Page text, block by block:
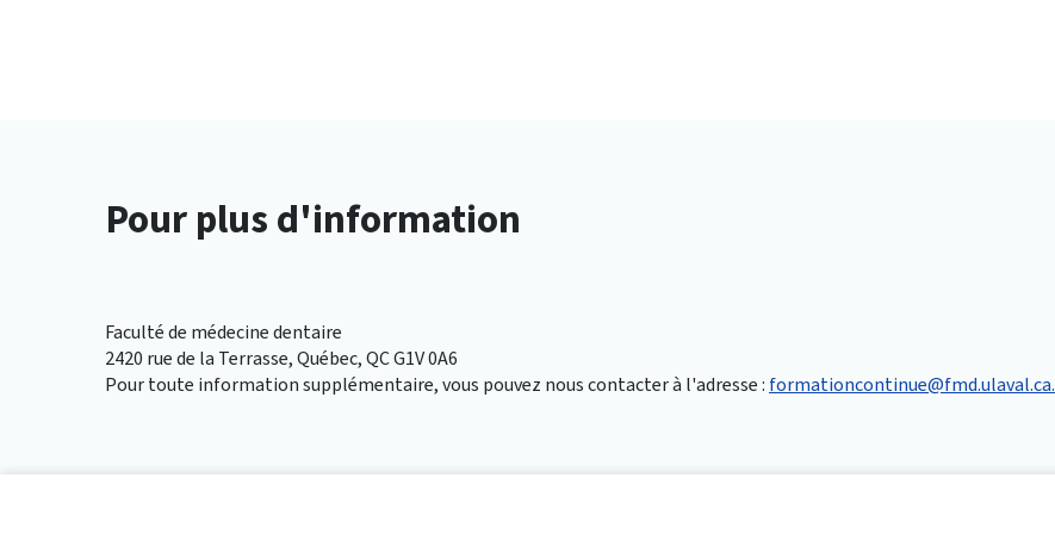
Pour plus d'information
Faculté de médecine dentaire
2420 rue de la Terrasse, Québec, QC G1V 0A6
Pour toute information supplémentaire, vous pouvez nous contacter à l'adresse : formationcontinue@fmd.ulaval.ca.